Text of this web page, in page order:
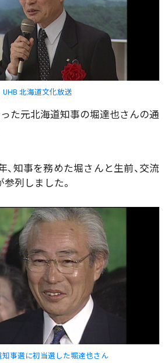
UHB 北海道文化放送
た元北海道知事の堀達也さんの通
知事を務めた堀さんと生前、交流
列しました。
知事選に初当選した堀達也さん